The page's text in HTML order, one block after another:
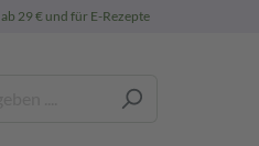
ab 29 € und für E-Rezepte